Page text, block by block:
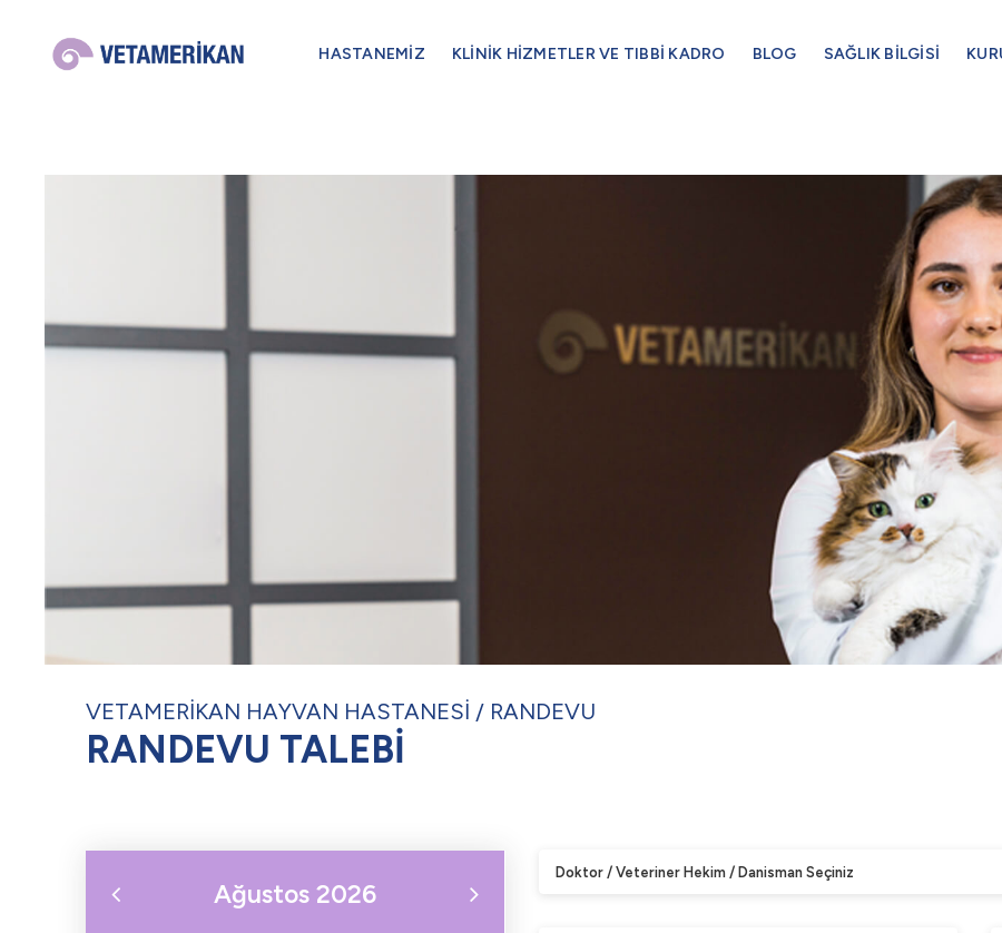
HASTANEMİZ KLİNİK HİZMETLER VE TIBBİ KADRO BLOG SAĞLIK BİLGİSİ
VETAMERİKAN HAYVAN HASTANESİ RANDEVU
RANDEVU TALEBİ
Ağustos 2026